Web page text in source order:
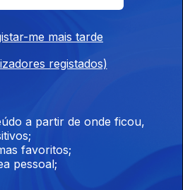
Ep. 4
Alberta
Marques
Tito Paris
me mais tarde
registados)
a partir de onde ficou,
favoritos;
pessoal;